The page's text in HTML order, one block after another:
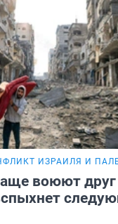
ИЗРАИЛЯ И
воюют друг